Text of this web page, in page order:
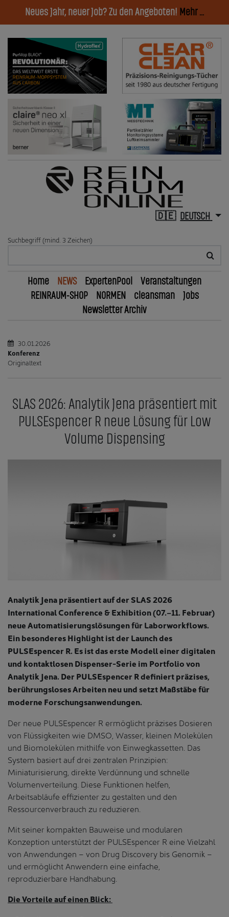
Neues Jahr, neuer Job? Zu den Angeboten! Mehr ...
DEUTSCH
Suchbegriff (mind. 3 Zeichen)
Home NEWS ExpertenPool
Veranstaltungen
REINRAUM-SHOP
NORMEN cleansman
Jobs
Newsletter Archiv
30.01.2026
Konferenz
Originaltext
SLAS 2026: Analytik Jena präsentiert mit
PULSEspencer R neue Lösung für Low
Volume Dispensing
Analytik Jena präsentiert auf der SLAS 2026
International Conference & Exhibition (07.–11. Februar)
neue Automatisierungslösungen für Laborworkflows.
Ein besonderes Highlight ist der Launch des
PULSEspencer R. Es ist das erste Modell einer digitalen
und kontaktlosen Dispenser-Serie im Portfolio von
Analytik Jena. Der PULSEspencer R definiert präzises,
berührungsloses Arbeiten neu und setzt Maßstäbe für
moderne Forschungsanwendungen.
Der neue PULSEspencer R ermöglicht präzises Dosieren
von Flüssigkeiten wie DMSO, Wasser, kleinen Molekülen
und Biomolekülen mithilfe von Einwegkassetten. Das
System basiert auf drei zentralen Prinzipien:
Miniaturisierung, direkte Verdünnung und schnelle
Volumenverteilung. Diese Funktionen helfen,
Arbeitsabläufe effizienter zu gestalten und den
Ressourcenverbrauch zu reduzieren.
Mit seiner kompakten Bauweise und modularen
Konzeption unterstützt der PULSEspencer R eine Vielzahl
von Anwendungen – von Drug Discovery bis Genomik –
und ermöglicht Anwendern eine einfache,
reproduzierbare Handhabung.
Die Vorteile auf einen Blick: